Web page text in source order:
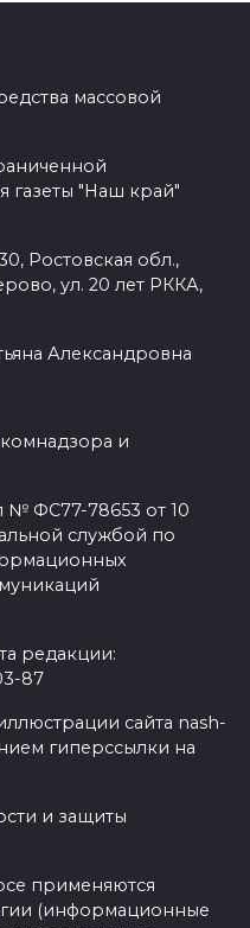
массовой
газеты "Наш край"
Ростовская обл.,
ул. 20 лет РККА,
Александровна
и
№ ФС77-78653 от 10
службой по
редакции:
87
сайта nash-
гиперссылки на
и защиты
применяются
(информационные